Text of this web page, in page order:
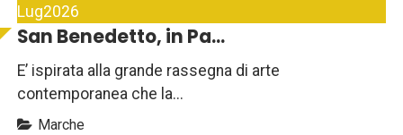
Lug2026
San Benedetto, in Pa...
E’ ispirata alla grande rassegna di arte
contemporanea che la...
Marche